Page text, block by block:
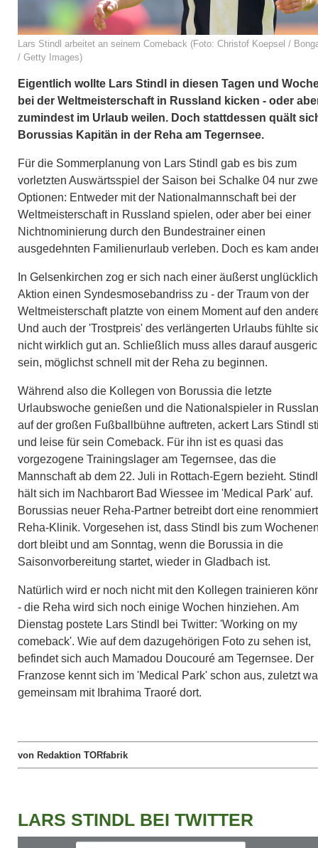
Lars Stindl arbeitet an seinem Comeback (Foto: Christof Koepsel /
/ Getty Images)
Eigentlich wollte Lars Stindl in diesen Tagen und
bei der Weltmeisterschaft in Russland kicken - oder
zumindest im Urlaub weilen. Doch stattdessen quält
Borussias Kapitän in der Reha am Tegernsee.
Für die Sommerplanung von Lars Stindl gab es bis zum
vorletzten Auswärtsspiel der Saison bei Schalke 04 nur
Optionen: Entweder mit der Nationalmannschaft bei der
Weltmeisterschaft in Russland spielen, oder aber bei einer
Nichtnominierung durch den Bundestrainer einen
ausgedehnten Familienurlaub verleben. Doch es kam
In Gelsenkirchen zog er sich nach einer äußerst
Aktion einen Syndesmosebandriss zu - der Traum von der
Weltmeisterschaft platzte von einem Moment auf den
Und auch der 'Trostpreis' des verlängerten Urlaubs fühlte
nicht wirklich gut an. Schließlich muss alles darauf
sein, möglichst schnell mit der Reha zu beginnen.
Während also die Kollegen von Borussia die letzte
Urlaubswoche genießen und die Nationalspieler in
auf der großen Fußballbühne auftreten, ackert Lars Stindl
und leise für sein Comeback. Für ihn ist es quasi das
vorgezogene Trainingslager am Tegernsee, das die
Mannschaft ab dem 22. Juli in Rottach-Egern bezieht. Stindl
hält sich im Nachbarort Bad Wiessee im 'Medical Park' auf.
Borussias neuer Reha-Partner betreibt dort eine
Reha-Klinik. Vorgesehen ist, dass Stindl bis zum
dort bleibt und am Sonntag, wenn die Borussia in die
Saisonvorbereitung startet, wieder in Gladbach ist.
Natürlich wird er noch nicht mit den Kollegen trainieren
- die Reha wird sich noch einige Wochen hinziehen. Am
Dienstag postete Lars Stindl bei Twitter: 'Working on my
comeback'. Wie auf dem dazugehörigen Foto zu sehen ist,
befindet sich auch Mamadou Doucouré am Tegernsee. Der
Franzose kennt sich im 'Medical Park' schon aus, zuletzt
gemeinsam mit Ibrahima Traoré dort.
von Redaktion TORfabrik
LARS STINDL BEI TWITTER